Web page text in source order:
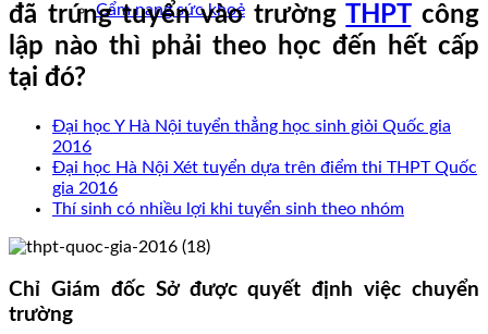
Cẩm nang sức khoẻ
đã trúng tuyển vào trườngTHPTcông
lập nào thì phải theo học đến hết cấp
tại đó?
Đại học Y Hà Nội tuyển thẳng học sinh giỏi Quốc gia
2016
Đại học Hà Nội Xét tuyển dựa trên điểm thi THPT Quốc
gia 2016
Thí sinh có nhiều lợi khi tuyển sinh theo nhóm
Chỉ Giám đốc Sở được quyết định việc chuyển
trường